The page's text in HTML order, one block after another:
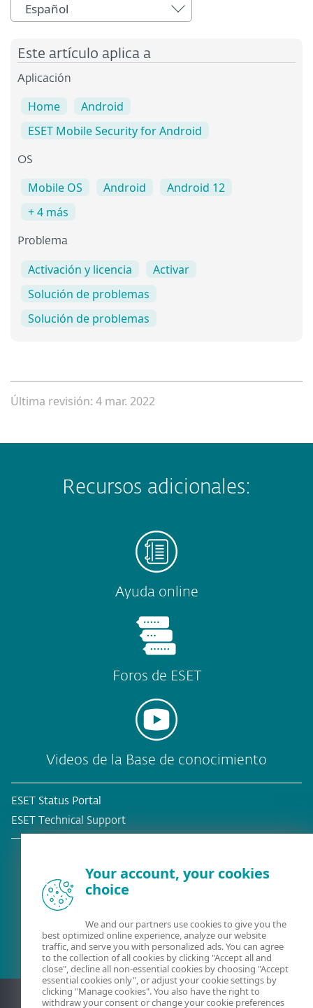
Español
Este artículo aplica a
Aplicación
Home
Android
ESET Mobile Security for Android
OS
Mobile OS Android
Android 12
+ 4 más
Problema
Activación y licencia
Activar
Solución de problemas
Solución de problemas
Última revisión: 4 mar. 2022
Recursos adicionales:
Ayuda online
Foros de ESET
Videos de la Base de conocimiento
ESET Status Portal
ESET Technical Support
Your account, your cookies
choice
We and our partners use cookies to give you the
best optimized online experience, analyze our website
traffic, and serve you with personalized ads. You can agree
to the collection of all cookies by clicking "Accept all and
close", decline all non-essential cookies by choosing "Accept
essential cookies only", or adjust your cookie settings by
clicking "Manage cookies". You also have the right to
withdraw your consent or change your cookie preferences